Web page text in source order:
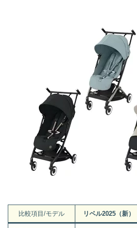
比較項目/モデル リベル2025（新）